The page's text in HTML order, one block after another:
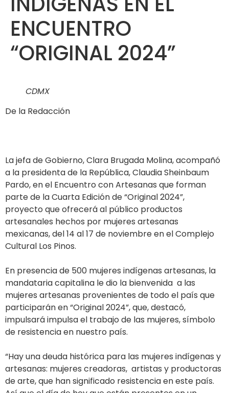
ENCUENTRO
“ORIGINAL 2024”
CDMX
De la Redacción
La jefa de Gobierno, Clara Brugada Molina, acompañó
a la presidenta de la República, Claudia Sheinbaum
Pardo, en el Encuentro con Artesanas que forman
parte de la Cuarta Edición de “Original 2024”,
proyecto que ofrecerá al público productos
artesanales hechos por mujeres artesanas
mexicanas, del 14 al 17 de noviembre en el Complejo
Cultural Los Pinos.
En presencia de 500 mujeres indígenas artesanas, la
mandataria capitalina le dio la bienvenida a las
mujeres artesanas provenientes de todo el país que
participarán en “Original 2024”, que, destacó,
impulsará impulsa el trabajo de las mujeres, símbolo
de resistencia en nuestro país.
“Hay una deuda histórica para las mujeres indígenas y
artesanas: mujeres creadoras, artistas y productoras
de arte, que han significado resistencia en este país.